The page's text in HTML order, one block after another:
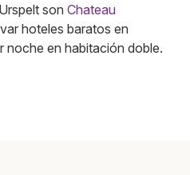
son Chateau
hoteles baratos en
noche en habitación doble.